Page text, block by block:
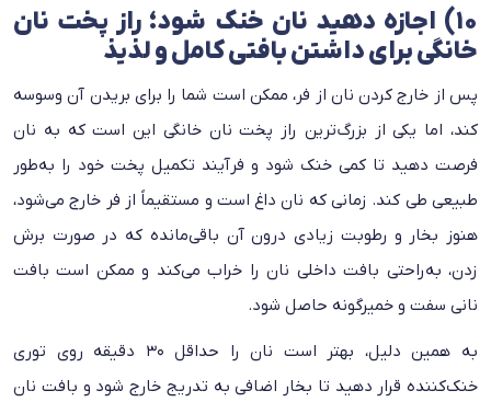
۱۰) اجازه دهید نان خنک شود؛ راز پخت نان
خانگی برای داشتن بافتی کامل و لذیذ
پس از خارج کردن نان از فر، ممکن است شما را برای بریدن آن وسوسه
کند، اما یکی از بزرگ‌ترین راز پخت نان خانگی این است که به نان
فرصت دهید تا کمی خنک شود و فرآیند تکمیل پخت خود را به‌طور
طبیعی طی کند. زمانی که نان داغ است و مستقیماً از فر خارج می‌شود،
هنوز بخار و رطوبت زیادی درون آن باقی‌مانده که در صورت برش
زدن، به‌راحتی بافت داخلی نان را خراب می‌کند و ممکن است بافت
نانی سفت و خمیرگونه حاصل شود.
به همین دلیل، بهتر است نان را حداقل ۳۰ دقیقه روی توری
خنک‌کننده قرار دهید تا بخار اضافی به تدریج خارج شود و بافت نان